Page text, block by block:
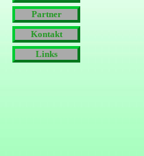
Partner
Kontakt
Links